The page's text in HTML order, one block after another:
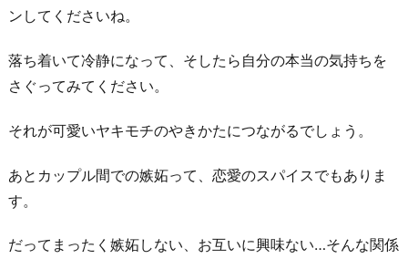
ンしてくださいね。
落ち着いて冷静になって、そしたら自分の本当の気持ちを
さぐってみてください。
それが可愛いヤキモチのやきかたにつながるでしょう。
あとカップル間での嫉妬って、恋愛のスパイスでもありま
す。
だってまったく嫉妬しない、お互いに興味ない…そんな関係